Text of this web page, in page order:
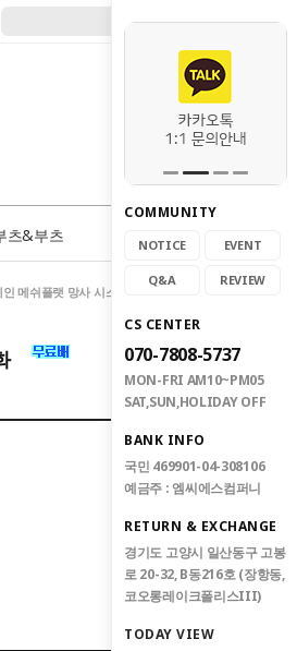
츠&부츠
COMMUNITY
NOTICE EVENT
Q&A REVIEW
CS CENTER
070-7808-5737
MON-FRI AM10~PM05
SAT,SUN,HOLIDAY OFF
BANK INFO
국민 469901-04-308106
예금주 : 엠씨에스컴퍼니
RETURN & EXCHANGE
경기도 고양시 일산동구 고봉
로 20-32, B동216호 (장항동,
코오롱레이크폴리스III)
TODAY VIEW
메쉬플랫 망사 시스루 발편한 도트 단화